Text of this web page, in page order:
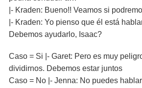
|- Kraden: Bueno!! Veamos si
|- Kraden: Yo pienso que él está
Debemos ayudarlo, Isaac?
Caso = Si |- Garet: Pero es muy
dividirnos. Debemos estar juntos
Caso = No |- Jenna: No puedes